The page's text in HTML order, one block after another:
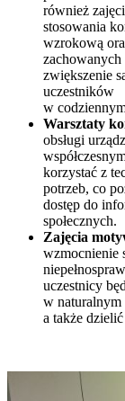
również
stosowania
wzrokową
zwiększenie
uczestników
w
Warsztaty
obsługi
korzystać z
potrzeb, co
dostęp do
społecznych.
Zajęcia
wzmocnienie
uczestnicy
w naturalnym
a także